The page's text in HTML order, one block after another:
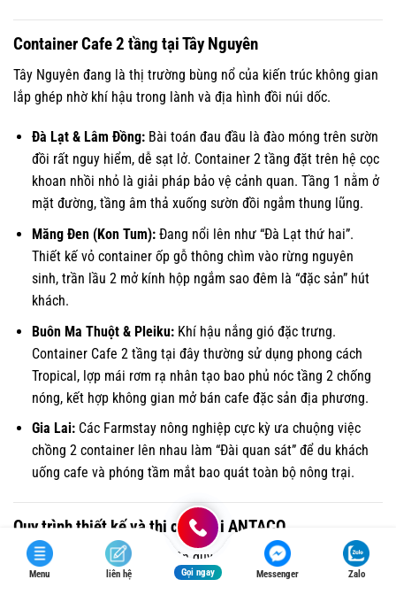
Container Cafe 2 tầng tại Tây Nguyên
Tây Nguyên đang là thị trường bùng nổ của kiến trúc không gian
lắp ghép nhờ khí hậu trong lành và địa hình đồi núi dốc.
Đà Lạt & Lâm Đồng:Bài toán đau đầu là đào móng trên sườn
đồi rất nguy hiểm, dễ sạt lở. Container 2 tầng đặt trên hệ cọc
khoan nhồi nhỏ là giải pháp bảo vệ cảnh quan. Tầng 1 nằm ở
mặt đường, tầng âm thả xuống sườn đồi ngắm thung lũng.
Măng Đen (Kon Tum):Đang nổi lên như “Đà Lạt thứ hai”.
Thiết kế vỏ container ốp gỗ thông chìm vào rừng nguyên
sinh, trần lầu 2 mở kính hộp ngắm sao đêm là “đặc sản” hút
khách.
Buôn Ma Thuột & Pleiku:Khí hậu nắng gió đặc trưng.
Container Cafe 2 tầng tại đây thường sử dụng phong cách
Tropical, lợp mái rơm rạ nhân tạo bao phủ nóc tầng 2 chống
nóng, kết hợp không gian mở bán cafe đặc sản địa phương.
Gia Lai:Các Farmstay nông nghiệp cực kỳ ưa chuộng việc
chồng 2 container lên nhau làm “Đài quan sát” để du khách
uống cafe và phóng tầm mắt bao quát toàn bộ nông trại.
Quy trình thiết kế và thi công tại ANTACO
Một dự án 2 tầng phức tạp cần quy trình quản lý chất lượng
khép kín. Tại ANTACO, chúng tôi thực hiện theo 7 bước tiêu
Menu liên hệ Gọi ngay Messenger Zalo